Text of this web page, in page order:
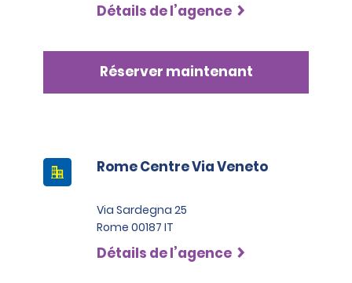
Détails de l’agence
Réserver maintenant
Rome Centre Via Veneto
Via Sardegna 25
Rome 00187 IT
Détails de l’agence